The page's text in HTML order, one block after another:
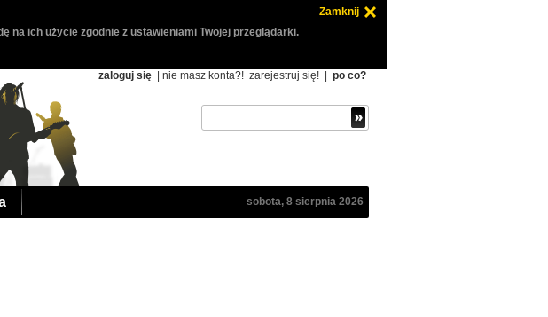
Zamknij
na ich użycie zgodnie z ustawieniami Twojej przeglądarki.
zaloguj się | nie masz konta?! zarejestruj się! po co?
sobota, 8 sierpnia 2026